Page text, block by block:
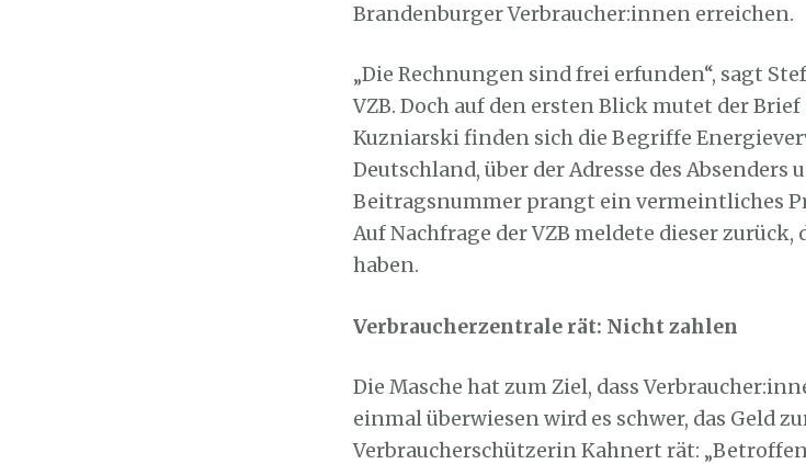
Brandenburger Verbraucher:innen erreichen.
„Die Rechnungen sind frei erfunden“, sagt
VZB. Doch auf den ersten Blick mutet der
Kuzniarski finden sich die Begriffe
Deutschland, über der Adresse des Absenders
Beitragsnummer prangt ein vermeintliches
Auf Nachfrage der VZB meldete dieser
haben.
Verbraucherzentrale rät: Nicht zahlen
Die Masche hat zum Ziel, dass
einmal überwiesen wird es schwer, das Geld
Verbraucherschützerin Kahnert rät: